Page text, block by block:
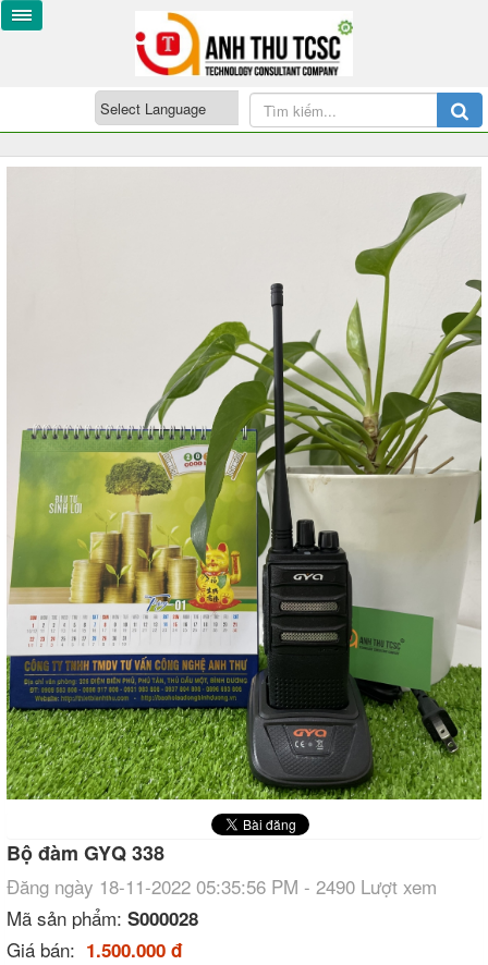
Bộ đàm GYQ 338
Đăng ngày 18-11-2022 05:35:56 PM - 2490 Lượt xem
Mã sản phẩm: S000028
Giá bán: 1.500.000 đ